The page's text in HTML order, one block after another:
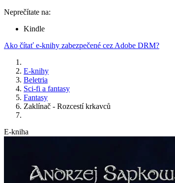
Neprečítate na:
Kindle
Ako čítať e-knihy zabezpečené cez Adobe DRM?
E-knihy
Beletria
Sci-fi a fantasy
Fantasy
Zaklínač - Rozcestí krkavců
E-kniha